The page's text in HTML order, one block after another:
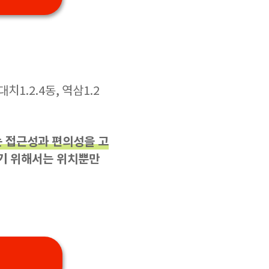
치1.2.4동, 역삼1.2
접근성과 편의성을 고
위해서는 위치뿐만